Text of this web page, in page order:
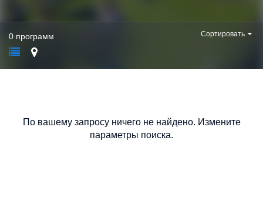
0 программ Сортировать
По вашему запросу ничего не найдено. Измените
параметры поиска.